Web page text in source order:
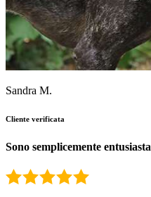
Sandra M.
Cliente verificata
Sono semplicemente entusiasta